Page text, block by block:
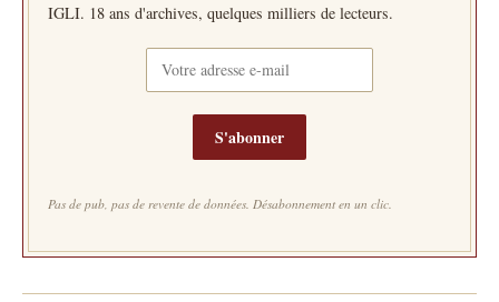
IGLI. 18 ans d'archives, quelques milliers de lecteurs.
S'abonner
Pas de pub, pas de revente de données. Désabonnement en un clic.